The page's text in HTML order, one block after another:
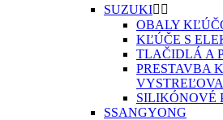
SUZUKI 
OBALY
KĽÚČE S
TLAČIDLÁ A
PRESTAVBA
SILIKÓNOVÉ
SSANGYONG